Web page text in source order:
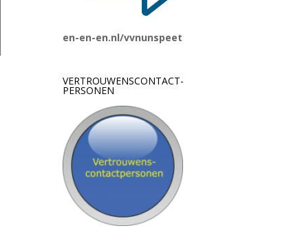
en-en-en.nl/vvnunspeet
VERTROUWENSCONTACT-
PERSONEN